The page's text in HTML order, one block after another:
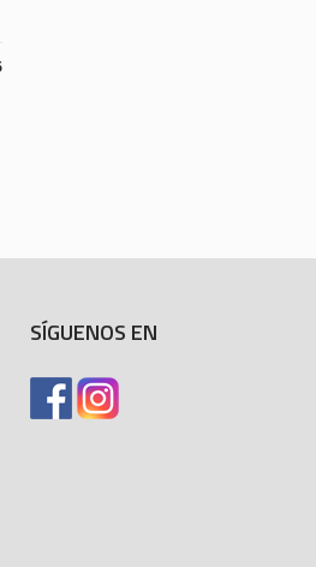
SÍGUENOS EN